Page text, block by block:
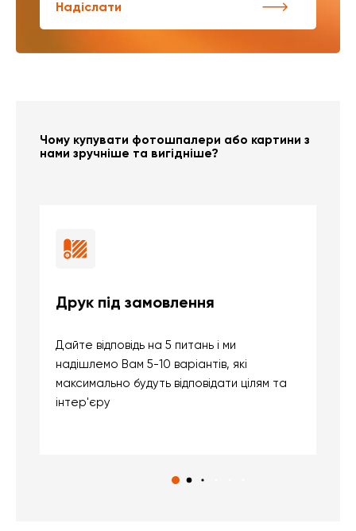
Надіслати
Чому купувати фотошпалери або картини з
нами зручніше та вигідніше?
Друк під замовлення
Дайте відповідь на 5 питань і ми
надішлемо Вам 5-10 варіантів, які
максимально будуть відповідати цілям та
інтер'єру